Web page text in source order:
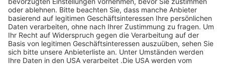
Autohaus Gutmann GmbH & Co.KG
Abgelaufen